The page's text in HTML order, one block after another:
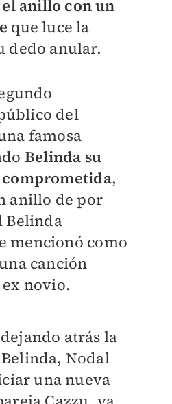
el anillo con un
que luce la
dedo anular.
del
famosa
Belinda su
,
anillo de por
Belinda
mencionó como
canción
ex novio.
atrás la
Nodal
una nueva